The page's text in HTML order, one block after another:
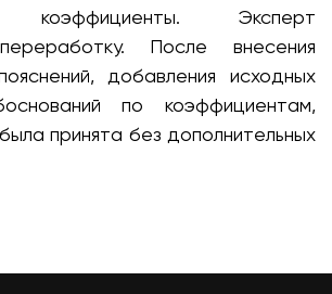
коэффициенты. Эксперт
После внесения
добавления исходных
по коэффициентам,
принята без дополнительных